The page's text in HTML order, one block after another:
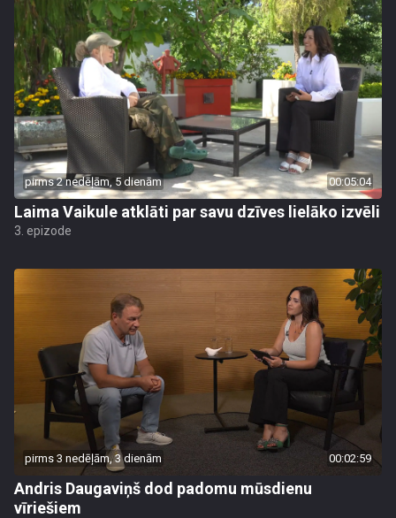
pirms 2 nedēļām, 5 dienām 00:05:04
Laima Vaikule atklāti par savu dzīves lielāko izvēli
3. epizode
pirms 3 nedēļām, 3 dienām 00:02:59
Andris Daugaviņš dod padomu mūsdienu
vīriešiem